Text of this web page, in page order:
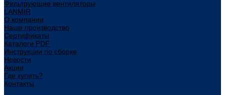
Фильтрующие вентиляторы
LANMIR
О компании
Наше производство
Сертификаты
Каталоги PDF
Инструкции по сборке
Новости
Акции
Где купить?
Контакты